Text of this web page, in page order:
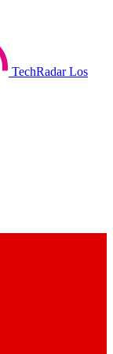
TechRadar Los